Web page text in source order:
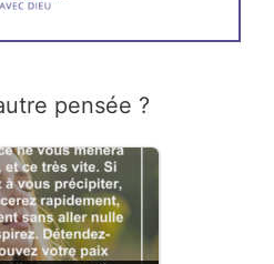
pensée ?